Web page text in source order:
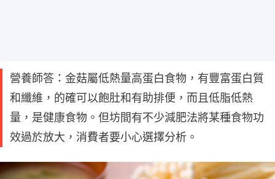
營養師答：金菇屬低熱量高蛋白食物，有豐富蛋白質
和纖維，的確可以飽肚和有助排便，而且低脂低熱
量，是健康食物。但坊間有不少減肥法將某種食物功
效過於放大，消費者要小心選擇分析。